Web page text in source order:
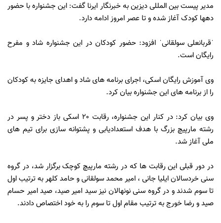
مدیر پیست بین المللی دیزین به خبرنگار ایرنا گفت: این جشنواره با حضور
دهها کودک آغاز شده و تا عصر امروز ادامه دارد.
ˈقربانعلی سولقانیˈ افزود: حضور کودکان در این جشنواره شاد و مفرح
رایگان است.
وی آموزش رایگان اسکی، اجرای برنامه های شاد و اهدای جایزه به کودکان
را از برنامه های این جشنواره بیان کرد.
وی بیان کرد: در کنار این جشنواره، رقابت 20 اسکی باز دختر و پسر در
رشته مارپیچ بزرگ با هدف استعدادیابی و پشتوانه سازی برای تیم های
ملی آغاز شد.
در دور قبلی این رقابت ها که در رشته مارپیچ کوچک برگزار شد، در گروه
سنی خردسالان ایلیا جانی ، امیر محمد سولقانی و حامد کلهر به ترتیب اول
تا سوم شدند و در گروه سنی نونهالان نیز سید امیر صید، صید امیر حسام
صید و رضا خورج به ترتیب مقام اول تا سوم را به خود اختصاص دادند.